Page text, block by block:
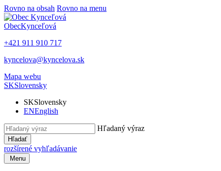
Rovno na obsah Rovno na menu
ObecKynceľová
+421 911 910 717
kyncelova@kyncelova.sk
Mapa webu
SKSlovensky
SKSlovensky
ENEnglish
Hľadaný výraz
Hľadať
rozšírené vyhľadávanie
Menu